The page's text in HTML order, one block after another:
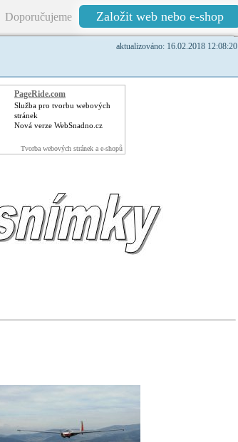
Doporučujeme Založit web nebo e-shop
aktualizováno: 16.02.2018 12:08:20
PageRide.com
Služba pro tvorbu webových
stránek
Nová verze WebSnadno.cz
Tvorba webových stránek a e-shopů